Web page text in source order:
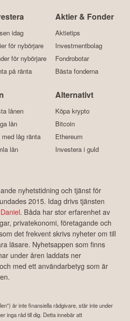
idag
för nybörjare
för nybörjare
på ränta
Aktier & Fonder
Aktietips
Investmentbolag
Fondrobotar
Bästa fonderna
lånen
lån
med låg ränta
lån
Alternativt
Köpa krypto
Bitcoin
Ethereum
Investera i guld
nyhetstidning och tjänst för
2015. Idag drivs tjänsten
Daniel. Båda har stor erfarenhet av
privatekonomi, företagande och
det frekvent skrivs nyheter om till
läsare. Nyhetsappen som finns
under åren laddats ner
med ett användarbetyg som är
är inte finansiella rådgivare, står inte under
inga råd till dig. Detta innebär att